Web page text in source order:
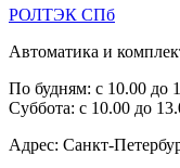
РОЛТЭК СПб
Автоматика и
По будням: с 10.00 до
Суббота: с 10.00 до
Адрес: Санкт-